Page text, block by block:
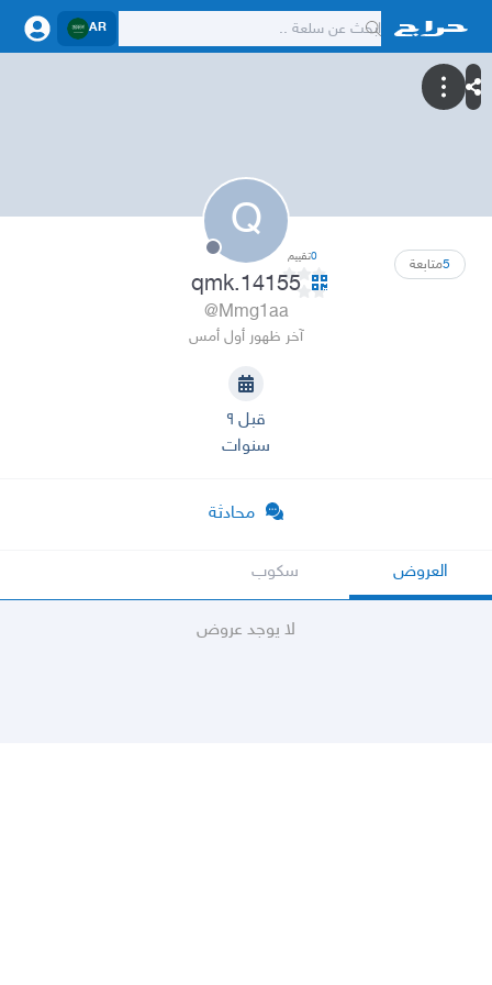
AR
Q
5متابعة 0تقييم
qmk.14155
@Mmg1aa
آخر ظهور أول أمس
قبل ٩
سنوات
محادثة
العروض سكوب
لا يوجد عروض